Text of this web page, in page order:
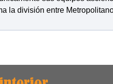
la división entre